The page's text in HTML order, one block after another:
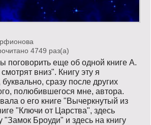
4749 раз(a)
поговорить еще об одной книге А.
вниз". Книгу эту я
сразу после других
полюбившегося мне, автора.
о его книге "Вычеркнутый из
"Ключи от Царства", здесь
"Замок Броуди" и здесь на книгу